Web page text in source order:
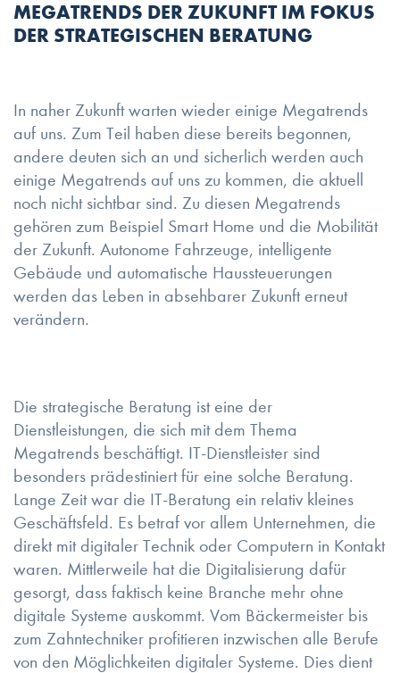
MEGATRENDS DER ZUKUNFT IM FOKUS
DER STRATEGISCHEN BERATUNG
In naher Zukunft warten wieder einige Megatrends
auf uns. Zum Teil haben diese bereits begonnen,
andere deuten sich an und sicherlich werden auch
einige Megatrends auf uns zu kommen, die aktuell
noch nicht sichtbar sind. Zu diesen Megatrends
gehören zum Beispiel Smart Home und die Mobilität
der Zukunft. Autonome Fahrzeuge, intelligente
Gebäude und automatische Haussteuerungen
werden das Leben in absehbarer Zukunft erneut
verändern.
Die strategische Beratung ist eine der
Dienstleistungen, die sich mit dem Thema
Megatrends beschäftigt. IT-Dienstleister sind
besonders prädestiniert für eine solche Beratung.
Lange Zeit war die IT-Beratung ein relativ kleines
Geschäftsfeld. Es betraf vor allem Unternehmen, die
direkt mit digitaler Technik oder Computern in Kontakt
waren. Mittlerweile hat die Digitalisierung dafür
gesorgt, dass faktisch keine Branche mehr ohne
digitale Systeme auskommt. Vom Bäckermeister bis
zum Zahntechniker profitieren inzwischen alle Berufe
von den Möglichkeiten digitaler Systeme. Dies dient